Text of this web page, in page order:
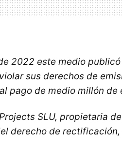
2022 este medio
sus derechos de
pago de medio millón
SLU, propietaria
derecho de